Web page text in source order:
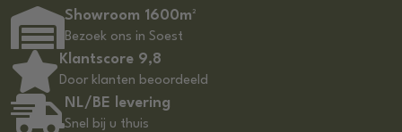
Showroom 1600m²
Bezoek ons in Soest
Klantscore 9,8
Door klanten beoordeeld
NL/BE levering
Snel bij u thuis